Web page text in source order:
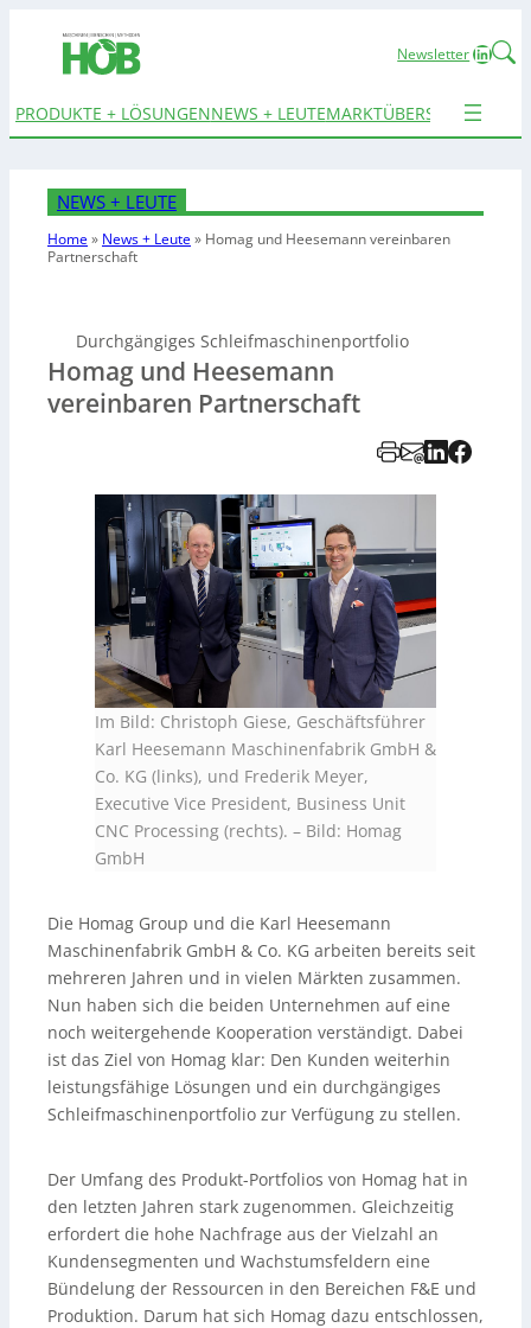
Newsletter
PRODUKTE + LÖSUNGENNEWS + LEUTEMARKTÜBERSICHTEN
NEWS + LEUTE
Home» News + Leute» Homag und Heesemann vereinbaren
Partnerschaft
Durchgängiges Schleifmaschinenportfolio
Homag und Heesemann
vereinbaren Partnerschaft
Im Bild: Christoph Giese, Geschäftsführer
Karl Heesemann Maschinenfabrik GmbH &
Co. KG (links), und Frederik Meyer,
Executive Vice President, Business Unit
CNC Processing (rechts). – Bild: Homag
GmbH
Die Homag Group und die Karl Heesemann
Maschinenfabrik GmbH & Co. KG arbeiten bereits seit
mehreren Jahren und in vielen Märkten zusammen.
Nun haben sich die beiden Unternehmen auf eine
noch weitergehende Kooperation verständigt. Dabei
ist das Ziel von Homag klar: Den Kunden weiterhin
leistungsfähige Lösungen und ein durchgängiges
Schleifmaschinenportfolio zur Verfügung zu stellen.
Der Umfang des Produkt-Portfolios von Homag hat in
den letzten Jahren stark zugenommen. Gleichzeitig
erfordert die hohe Nachfrage aus der Vielzahl an
Kundensegmenten und Wachstumsfeldern eine
Bündelung der Ressourcen in den Bereichen F&E und
Produktion. Darum hat sich Homag dazu entschlossen,